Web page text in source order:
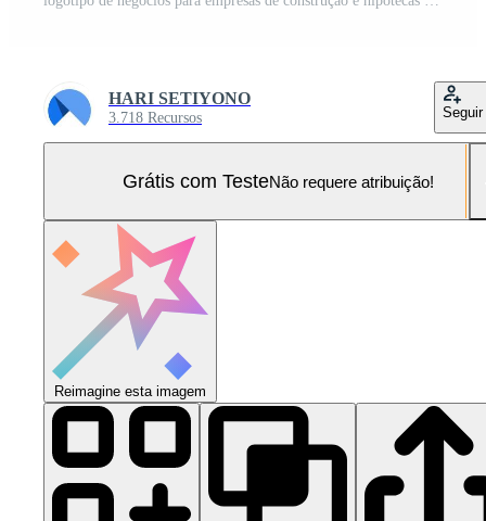
HARI SETIYONO
3.718 Recursos Seguir
Grátis com TesteNão requere atribuição!
Reimagine esta imagem